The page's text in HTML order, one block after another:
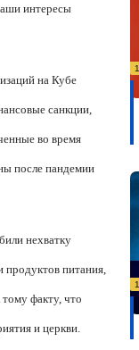
интересы
на Кубе
санкции,
во время
после пандемии
нехватку
продуктов питания,
факту, что
и церкви.